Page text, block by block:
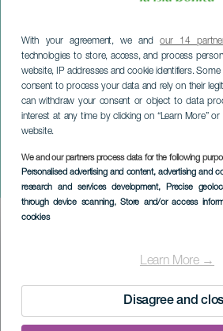
With your agreement, we andour 14
technologies to store, access, and process
website, IP addresses and cookie identifiers.
consent to process your data and rely on their
can withdraw your consent or object to data
interest at any time by clicking on “Learn More”
website.
We and our partners process data for the following
Personalised advertising and content, advertising and
research and services development, Precise
through device scanning, Store and/or access
cookies
Learn More →
Disagree and
Volcano Gran
LA PALMA
Imagen